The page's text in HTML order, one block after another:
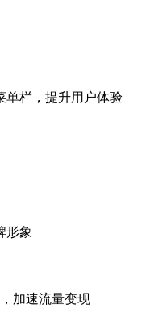
单栏，提升用户体验
形象
加速流量变现